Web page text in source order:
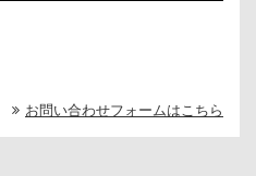
お問い合わせフォームはこちら